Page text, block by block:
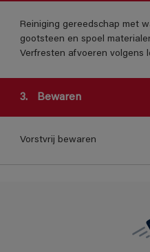
Reiniging gereedschap met
gootsteen en spoel
Verfresten afvoeren volgens
3. Bewaren
Vorstvrij bewaren